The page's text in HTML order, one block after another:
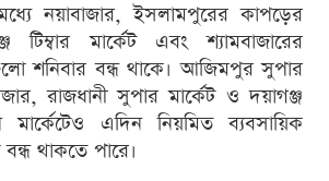
মধ্যে নয়াবাজার, ইসলামপুরের কাপড়ের
টিম্বার মার্কেট এবং শ্যামবাজারের
শনিবার বন্ধ থাকে। আজিমপুর সুপার
রাজধানী সুপার মার্কেট ও দয়াগঞ্জ
এদিন নিয়মিত ব্যবসায়িক
থাকতে পারে।